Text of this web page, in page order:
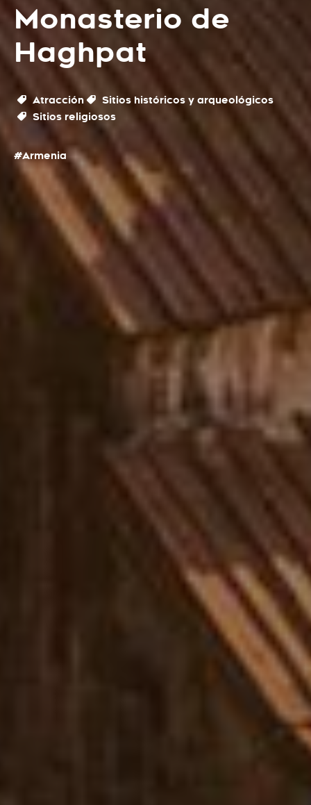
Monasterio de
Haghpat
Atracción
Sitios históricos y arqueológicos
Sitios religiosos
#Armenia